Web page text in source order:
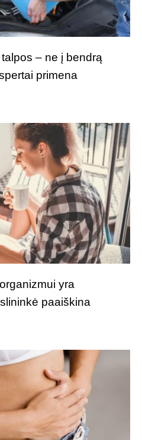
– ne į bendrą
primena
yra
paaiškina